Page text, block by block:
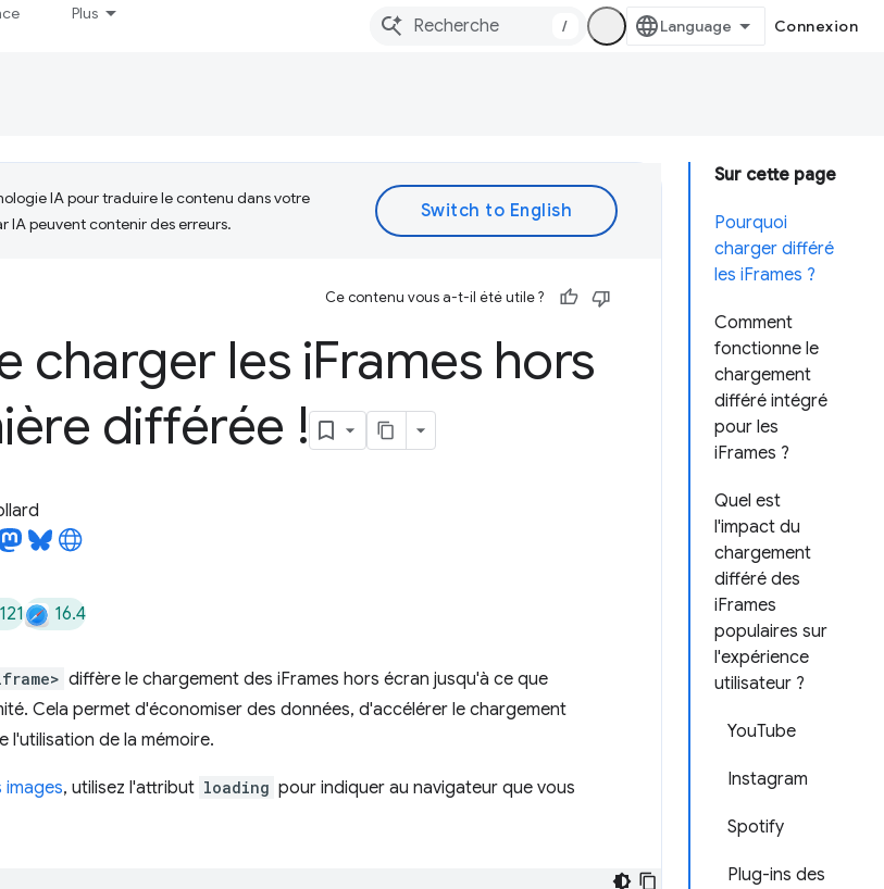
Plus
/ Connexion
Sur cette page
Pourquoi
charger différé
les iFrames ?
Comment
fonctionne le
chargement
différé intégré
pour les
iFrames ?
Quel est
l'impact du
chargement
différé des
iFrames
populaires sur
l'expérience
utilisateur ?
YouTube
Instagram
Spotify
Plug-ins des
IA pour traduire le contenu dans votre
IA peuvent contenir des erreurs.
Ce contenu vous a-t-il été utile ?
charger les iFrames hors
différée !
121 16.4
diffère le chargement des iFrames hors écran jusqu'à ce que
Cela permet d'économiser des données, d'accélérer le chargement
l'utilisation de la mémoire.
, utilisez l'attribut loading pour indiquer au navigateur que vous